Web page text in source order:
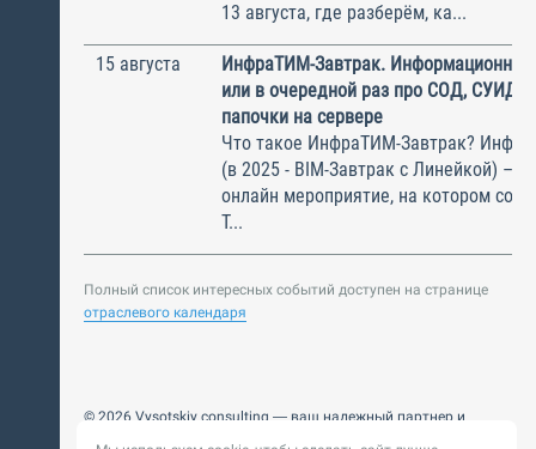
13 августа, где разберём, ка...
15 августа
ИнфраТИМ-Завтрак.
или в очередной раз про СОД, СУИД и
папочки на сервере
Что такое ИнфраТИМ-Завтрак?
(в 2025 - BIM-Завтрак с Линейкой) –
онлайн мероприятие, на котором
Т...
Полный список интересных событий доступен на странице
отраслевого календаря
© 2026 Vysotskiy consulting — ваш надежный партнер и